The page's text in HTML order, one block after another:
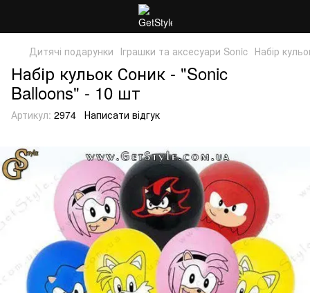
Дитячі подарунки Іграшки та аксесуари Sonic Набір
Набір кульок Соник - "Sonic
Balloons" - 10 шт
Артикул: 2974 Написати відгук